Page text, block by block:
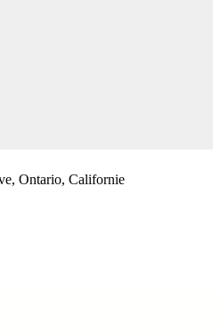
Ontario, Californie